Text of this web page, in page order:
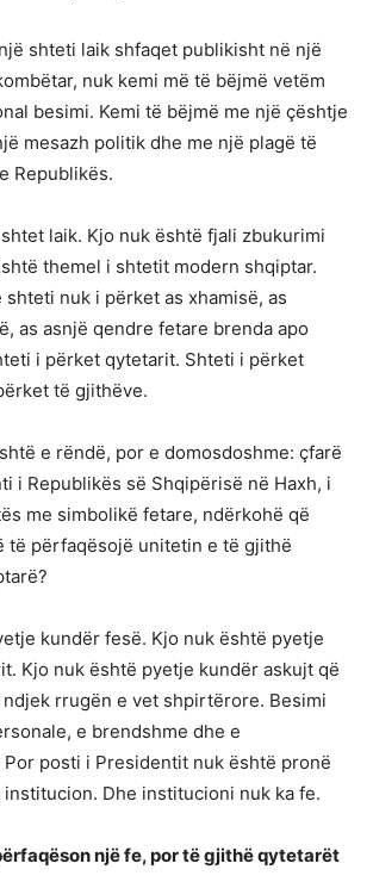
shteti laik shfaqet publikisht në një
nuk kemi më të bëjmë vetëm
besimi. Kemi të bëjmë me një çështje
mesazh politik dhe me një plagë të
Republikës.
laik. Kjo nuk është fjali zbukurimi
themel i shtetit modern shqiptar.
shteti nuk i përket as xhamisë, as
as asnjë qendre fetare brenda apo
i përket qytetarit. Shteti i përket
të gjithëve.
e rëndë, por e domosdoshme: çfarë
i Republikës së Shqipërisë në Haxh, i
me simbolikë fetare, ndërkohë që
të përfaqësojë unitetin e të gjithë
kundër fesë. Kjo nuk është pyetje
Kjo nuk është pyetje kundër askujt që
rrugën e vet shpirtërore. Besimi
e brendshme dhe e
posti i Presidentit nuk është pronë
Dhe institucioni nuk ka fe.
një fe, por të gjithë qytetarët